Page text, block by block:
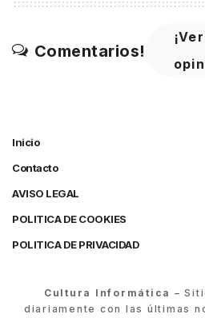
Comentarios!
Inicio
Contacto
AVISO LEGAL
POLITICA DE COOKIES
POLITICA DE PRIVACIDAD
Cultura Informática –
diariamente con las últimas